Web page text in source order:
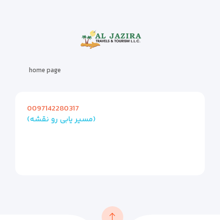
home page
0097142280317
(مسیر یابی رو نقشه)